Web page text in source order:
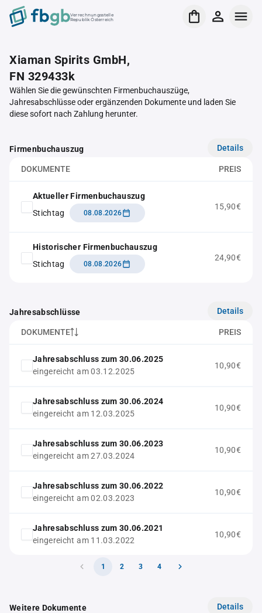
Verrechnungsstelle
Republik Österreich
Xiaman Spirits GmbH,
FN 329433k
Wählen Sie die gewünschten Firmenbuchauszüge,
Jahresabschlüsse oder ergänzenden Dokumente und laden Sie
diese sofort nach Zahlung herunter.
Firmenbuchauszug Details
DOKUMENTE PREIS
Aktueller Firmenbuchauszug
Stichtag
08.08.2026
15,90€
Historischer Firmenbuchauszug
Stichtag
08.08.2026
24,90€
Jahresabschlüsse Details
DOKUMENTE PREIS
Jahresabschluss zum 30.06.2025
eingereicht am 03.12.2025
10,90€
Jahresabschluss zum 30.06.2024
eingereicht am 12.03.2025
10,90€
Jahresabschluss zum 30.06.2023
eingereicht am 27.03.2024
10,90€
Jahresabschluss zum 30.06.2022
eingereicht am 02.03.2023
10,90€
Jahresabschluss zum 30.06.2021
eingereicht am 11.03.2022
10,90€
1 2 3 4
Weitere Dokumente Details